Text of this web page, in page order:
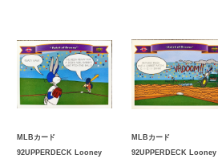
MLBカード
92UPPERDECK Looney
MLBカード
92UPPERDECK Looney